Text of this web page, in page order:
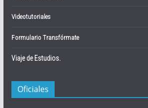
Videotutoriales
Formulario Transfórmate
Viaje de Estudios.
Oficiales